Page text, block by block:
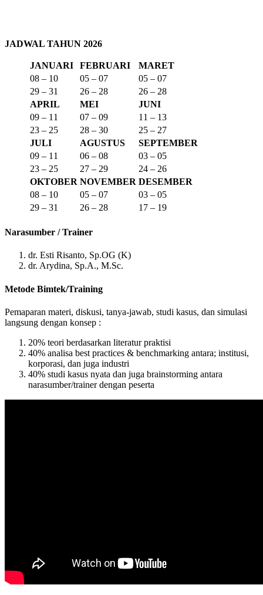
JADWAL TAHUN 2026
JANUARI FEBRUARI
MARET
08 – 10
05 – 07
05 – 07
29 – 31
26 – 28
26 – 28
APRIL
MEI
JUNI
09 – 11
07 – 09
11 – 13
23 – 25
28 – 30
25 – 27
JULI
AGUSTUS
SEPTEMBER
09 – 11
06 – 08
03 – 05
23 – 25
27 – 29
24 – 26
OKTOBER NOVEMBER DESEMBER
08 – 10
05 – 07
03 – 05
29 – 31
26 – 28 17 – 19
Narasumber / Trainer
dr. Esti Risanto, Sp.OG (K)
dr. Arydina, Sp.A., M.Sc.
Metode Bimtek/Training
Pemaparan materi, diskusi, tanya-jawab, studi kasus, dan simulasi
langsung dengan konsep :
20% teori berdasarkan literatur praktisi
40% analisa best practices & benchmarking antara; institusi,
korporasi, dan juga industri
40% studi kasus nyata dan juga brainstorming antara
narasumber/trainer dengan peserta